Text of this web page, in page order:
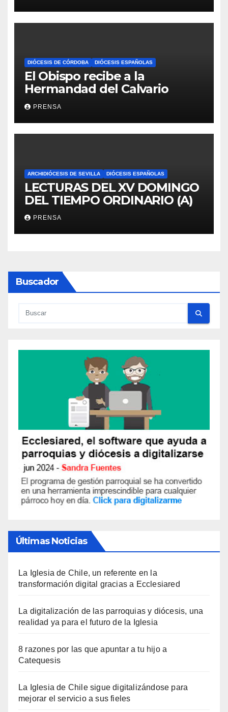
DIÓCESIS DE CÓRDOBA DIÓCESIS ESPAÑOLAS
El Obispo recibe a la
Hermandad del Calvario
PRENSA
ARCHIDIÓCESIS DE SEVILLA DIÓCESIS ESPAÑOLAS
LECTURAS DEL XV DOMINGO
DEL TIEMPO ORDINARIO (A)
PRENSA
Buscador
Últimas Noticias
La Iglesia de Chile, un referente en la
transformación digital gracias a Ecclesiared
La digitalización de las parroquias y diócesis, una
realidad ya para el futuro de la Iglesia
8 razones por las que apuntar a tu hijo a
Catequesis
La Iglesia de Chile sigue digitalizándose para
mejorar el servicio a sus fieles